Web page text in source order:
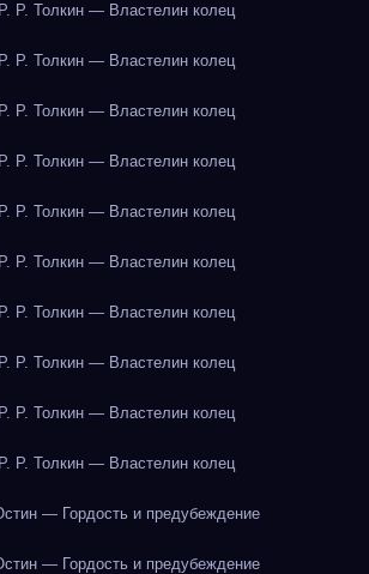
Р. Толкин — Властелин колец
Р. Толкин — Властелин колец
Р. Толкин — Властелин колец
Р. Толкин — Властелин колец
Р. Толкин — Властелин колец
Р. Толкин — Властелин колец
Р. Толкин — Властелин колец
Р. Толкин — Властелин колец
Р. Толкин — Властелин колец
Р. Толкин — Властелин колец
— Гордость и предубеждение
— Гордость и предубеждение